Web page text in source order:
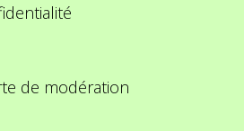
de modération